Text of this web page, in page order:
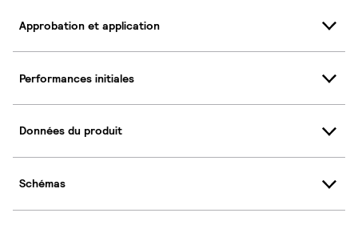
Approbation et application
Performances initiales
Données du produit
Schémas